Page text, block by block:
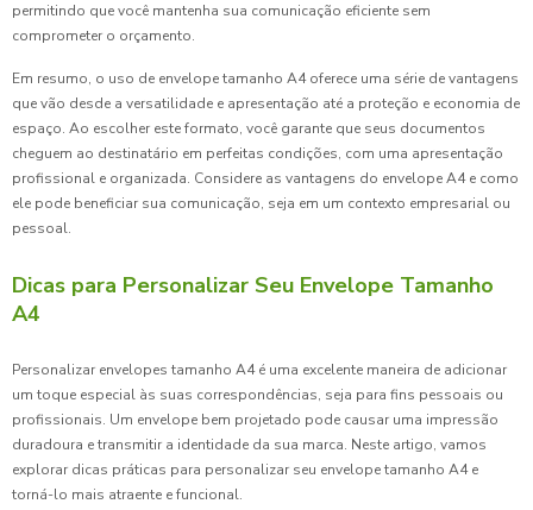
permitindo que você mantenha sua comunicação eficiente sem
comprometer o orçamento.
Em resumo, o uso de envelope tamanho A4 oferece uma série de vantagens
que vão desde a versatilidade e apresentação até a proteção e economia de
espaço. Ao escolher este formato, você garante que seus documentos
cheguem ao destinatário em perfeitas condições, com uma apresentação
profissional e organizada. Considere as vantagens do envelope A4 e como
ele pode beneficiar sua comunicação, seja em um contexto empresarial ou
pessoal.
Dicas para Personalizar Seu Envelope Tamanho
A4
Personalizar envelopes tamanho A4 é uma excelente maneira de adicionar
um toque especial às suas correspondências, seja para fins pessoais ou
profissionais. Um envelope bem projetado pode causar uma impressão
duradoura e transmitir a identidade da sua marca. Neste artigo, vamos
explorar dicas práticas para personalizar seu envelope tamanho A4 e
torná-lo mais atraente e funcional.